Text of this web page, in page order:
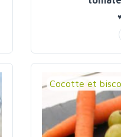
♥
Cocotte et